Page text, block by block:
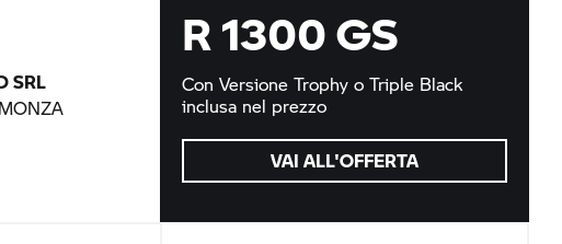
SRL
R 1300 GS
Con Versione Trophy o Triple Black
inclusa nel prezzo
VAI ALL'OFFERTA